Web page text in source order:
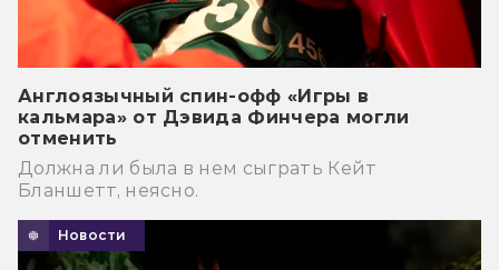
Англоязычный спин-офф «Игры в
кальмара» от Дэвида Финчера могли
отменить
Должна ли была в нем сыграть Кейт
Бланшетт, неясно.
Новости